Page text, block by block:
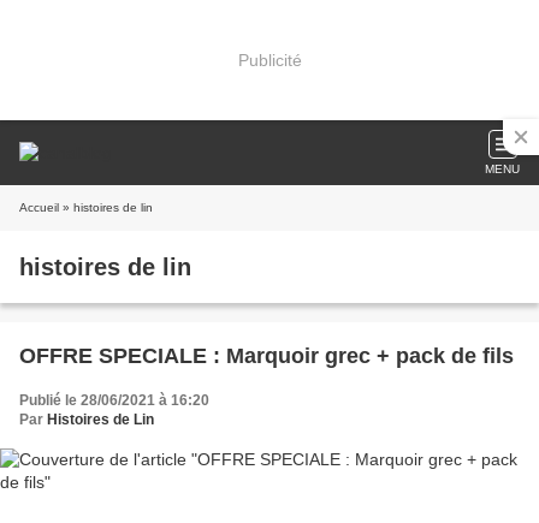
Publicité
MENU
Accueil » histoires de lin
histoires de lin
OFFRE SPECIALE : Marquoir grec + pack de fils
Publié le 28/06/2021 à 16:20
Par Histoires de Lin